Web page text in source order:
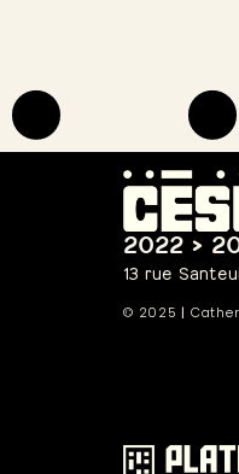
2022 >
13 rue
© 2025|